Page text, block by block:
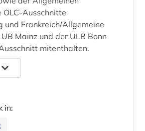
OLC-Ausschnitte
und Frankreich/Allgemeine
mitenthalten.
in: